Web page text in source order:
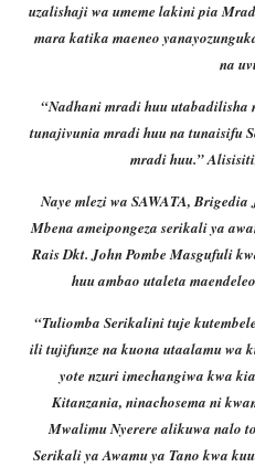
uzalishaji wa umeme lakini pia
mara katika maeneo
na
“Nadhani mradi huu utabadilisha
tunajivunia mradi huu na tunaisifu
mradi huu.”
Naye mlezi wa SAWATA,
Mbena ameipongeza serikali ya
Rais Dkt. John Pombe Masgufuli
huu ambao utaleta
“Tuliomba Serikalini tuje
ili tujifunze na kuona utaalamu wa
yote nzuri imechangiwa kwa
Kitanzania, ninachosema ni
Mwalimu Nyerere alikuwa nalo
Serikali ya Awamu ya Tano kwa